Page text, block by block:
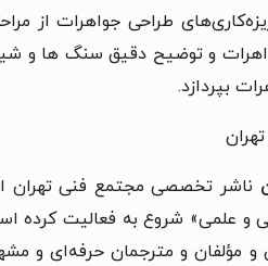
طراحی جواهرات از
و توضیح دقیق سنگ ها و
بپردازد.
ناشر تخصصی مجتمع فنی تهران